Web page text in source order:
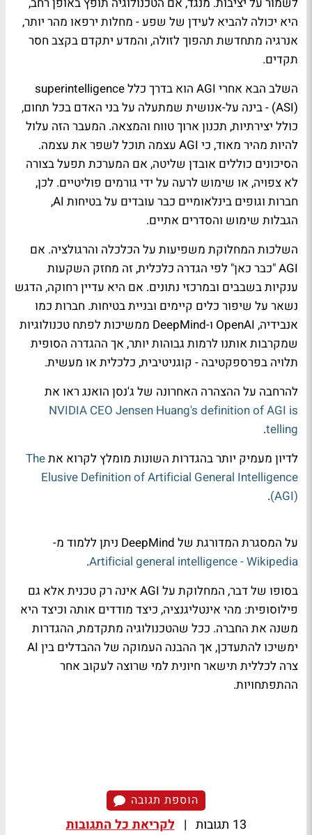
היא יכולה להביא לעידן של שפע - מחלות ירפאו מהר יותר,
אנרגיה מתחדשת תהפוך לזולה, והמדע יתקדם בקצב חסר
תקדים.
השלב הבא אחרי AGI הוא בדרך כלל superintelligence
(ASI) - בינה על-אנושית שמתעלה על בני האדם בכל תחום,
כולל יצירתיות, תכנון ארוך טווח והמצאה. המעבר הזה עלול
להיות מהיר מאוד, כי AGI עצמה תוכל לשפר את עצמה.
הסיכונים כוללים אובדן שליטה, אם המערכת תפעל בצורה
לא צפויה, או שימוש לרעה על ידי גורמים פוליטיים. לכן,
חברות וגופים בינלאומיים כבר עובדים על בטיחות AI,
הגבלות שימוש והסדרים אתיים.
השלכות המחלוקת משפיעות על הכלכלה והרגולציה. אם
AGI "כבר כאן" לפי הגדרה כלכלית, זה מחזק השקעות
ענקיות בשבבים ובמרכזי נתונים. אם היא עדיין רחוקה, הדגש
נשאר על שיפור כלים קיימים ובניית בטיחות. חברות כמו
אנבידיה, OpenAI ו-DeepMind ממשיכות לפתח טכנולוגיות
שמקרבות אותנו לרמות גבוהות יותר, אך ההגדרה הסופית
תלויה בפרספקטיבה - קוגניטיבית, כלכלית או מעשית.
להרחבה על ההצהרה האחרונה של ג'נסן הואנג ראו את
NVIDIA CEO Jensen Huang's definition of AGI is
telling
.
לדיון מעמיק יותר בהגדרות השונות מומלץ לקרוא אתThe
Elusive Definition of Artificial General Intelligence
(AGI)
.
על המסגרת המדורגת של DeepMind ניתן ללמוד מ-
Artificial general intelligence - Wikipedia
.
בסופו של דבר, המחלוקת על AGI אינה רק טכנית אלא גם
פילוסופית: מהי אינטליגנציה, כיצד מודדים אותה וכיצד היא
משנה את החברה. ככל שהטכנולוגיה מתקדמת, ההגדרות
ימשיכו להתעדכן, אך ההבנה העמוקה של ההבדלים בין AI
צרה לכללית תישאר חיונית למי שרוצה לעקוב אחר
ההתפתחויות.
הוספת תגובה
13 תגובות | לקריאת כל התגובות